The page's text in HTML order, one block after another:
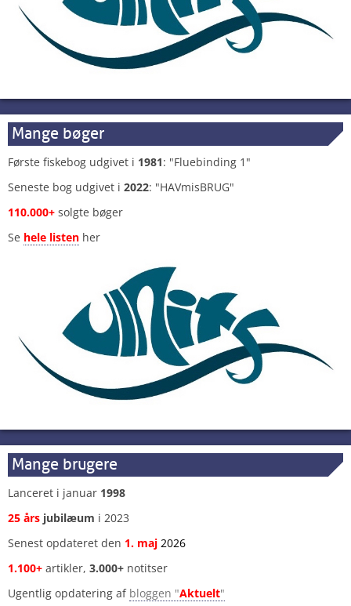
Mange bøger
Første fiskebog udgivet i 1981: "Fluebinding 1"
Seneste bog udgivet i 2022: "HAVmisBRUG"
110.000+ solgte bøger
Se hele listen her
Mange brugere
Lanceret i januar 1998
25 års jubilæum i 2023
Senest opdateret den 1. maj 2026
1.100+ artikler, 3.000+ notitser
Ugentlig opdatering af bloggen "Aktuelt"